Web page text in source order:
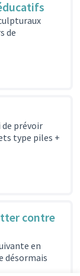
de
de prévoir
type piles +
contre
en
désormais